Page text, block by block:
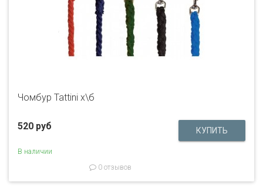
Чомбур Tattini х\б
520 руб
В наличии
0 отзывов